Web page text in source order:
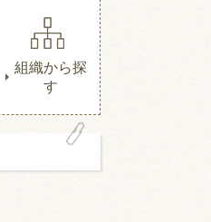
組織から探
す